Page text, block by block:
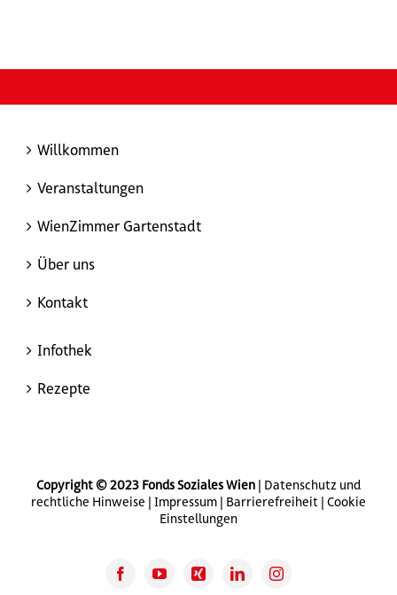
Willkommen
Veranstaltungen
WienZimmer Gartenstadt
Über uns
Kontakt
Infothek
Rezepte
Copyright © 2023 Fonds Soziales Wien | Datenschutz und
rechtliche Hinweise | Impressum | Barrierefreiheit | Cookie
Einstellungen
FacebookYouTubeXing LinkedInInstagram